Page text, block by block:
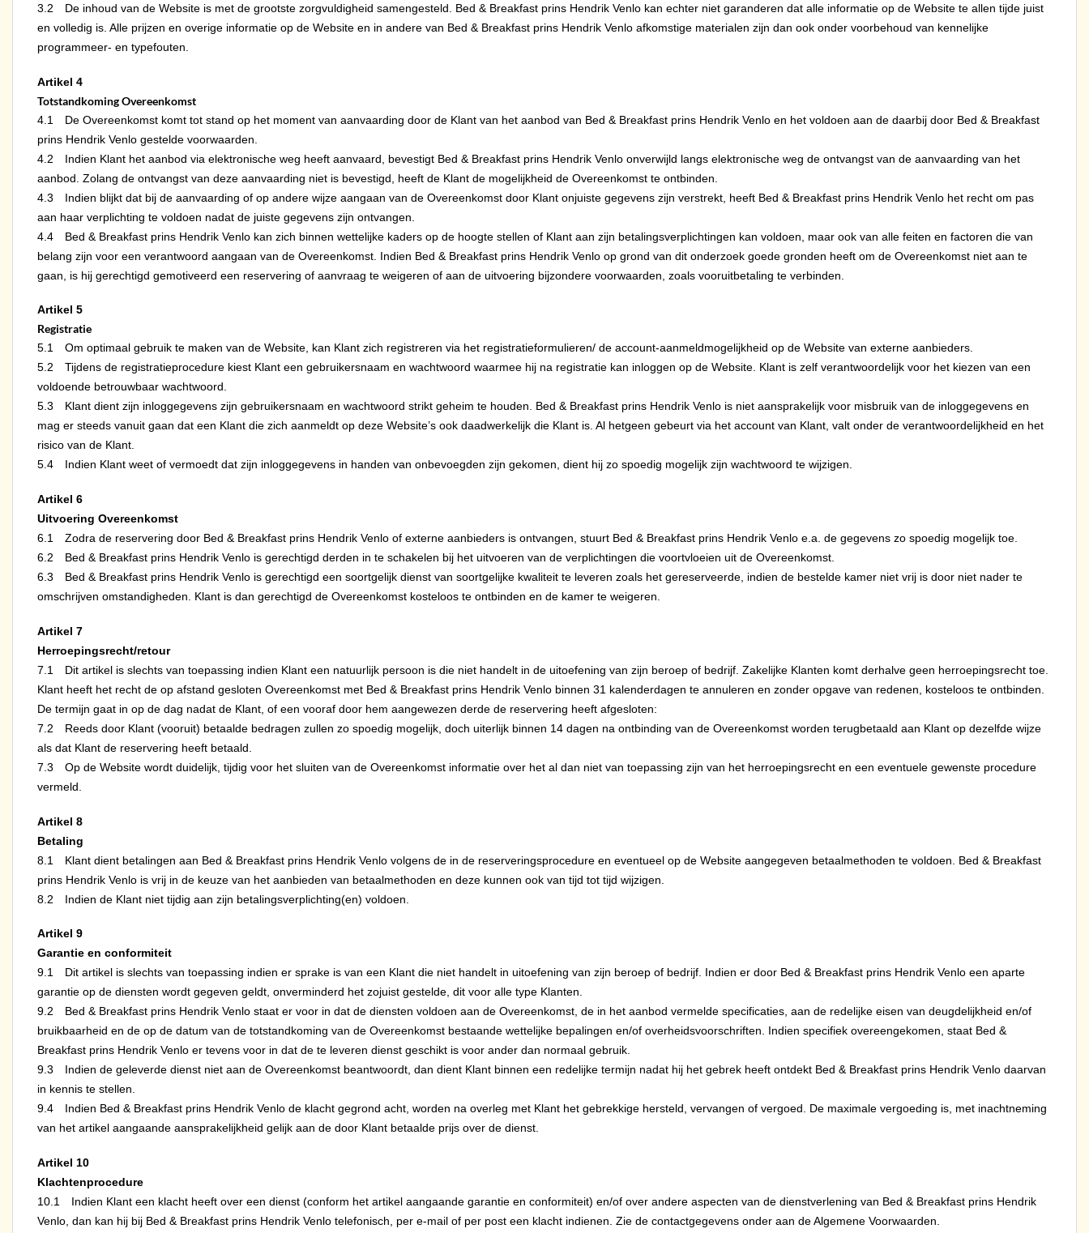
3.2 De inhoud van de Website is met de grootste zorgvuldigheid samengesteld. Bed & Breakfast prins Hendrik Venlo kan echter niet garanderen dat alle informatie op de Website te allen tijde juist
en volledig is. Alle prijzen en overige informatie op de Website en in andere van Bed & Breakfast prins Hendrik Venlo afkomstige materialen zijn dan ook onder voorbehoud van kennelijke
programmeer- en typefouten.
Artikel 4
Totstandkoming Overeenkomst
4.1 De Overeenkomst komt tot stand op het moment van aanvaarding door de Klant van het aanbod van Bed & Breakfast prins Hendrik Venlo en het voldoen aan de daarbij door Bed & Breakfast
prins Hendrik Venlo gestelde voorwaarden.
4.2 Indien Klant het aanbod via elektronische weg heeft aanvaard, bevestigt Bed & Breakfast prins Hendrik Venlo onverwijld langs elektronische weg de ontvangst van de aanvaarding van het
aanbod. Zolang de ontvangst van deze aanvaarding niet is bevestigd, heeft de Klant de mogelijkheid de Overeenkomst te ontbinden.
4.3 Indien blijkt dat bij de aanvaarding of op andere wijze aangaan van de Overeenkomst door Klant onjuiste gegevens zijn verstrekt, heeft Bed & Breakfast prins Hendrik Venlo het recht om pas
aan haar verplichting te voldoen nadat de juiste gegevens zijn ontvangen.
4.4 Bed & Breakfast prins Hendrik Venlo kan zich binnen wettelijke kaders op de hoogte stellen of Klant aan zijn betalingsverplichtingen kan voldoen, maar ook van alle feiten en factoren die van
belang zijn voor een verantwoord aangaan van de Overeenkomst. Indien Bed & Breakfast prins Hendrik Venlo op grond van dit onderzoek goede gronden heeft om de Overeenkomst niet aan te
gaan, is hij gerechtigd gemotiveerd een reservering of aanvraag te weigeren of aan de uitvoering bijzondere voorwaarden, zoals vooruitbetaling te verbinden.
Artikel 5
Registratie
5.1 Om optimaal gebruik te maken van de Website, kan Klant zich registreren via het registratieformulieren/ de account-aanmeldmogelijkheid op de Website van externe aanbieders.
5.2 Tijdens de registratieprocedure kiest Klant een gebruikersnaam en wachtwoord waarmee hij na registratie kan inloggen op de Website. Klant is zelf verantwoordelijk voor het kiezen van een
voldoende betrouwbaar wachtwoord.
5.3 Klant dient zijn inloggegevens zijn gebruikersnaam en wachtwoord strikt geheim te houden. Bed & Breakfast prins Hendrik Venlo is niet aansprakelijk voor misbruik van de inloggegevens en
mag er steeds vanuit gaan dat een Klant die zich aanmeldt op deze Website’s ook daadwerkelijk die Klant is. Al hetgeen gebeurt via het account van Klant, valt onder de verantwoordelijkheid en het
risico van de Klant.
5.4 Indien Klant weet of vermoedt dat zijn inloggegevens in handen van onbevoegden zijn gekomen, dient hij zo spoedig mogelijk zijn wachtwoord te wijzigen.
Artikel 6
Uitvoering Overeenkomst
6.1 Zodra de reservering door Bed & Breakfast prins Hendrik Venlo of externe aanbieders is ontvangen, stuurt Bed & Breakfast prins Hendrik Venlo e.a. de gegevens zo spoedig mogelijk toe.
6.2 Bed & Breakfast prins Hendrik Venlo is gerechtigd derden in te schakelen bij het uitvoeren van de verplichtingen die voortvloeien uit de Overeenkomst.
6.3 Bed & Breakfast prins Hendrik Venlo is gerechtigd een soortgelijk dienst van soortgelijke kwaliteit te leveren zoals het gereserveerde, indien de bestelde kamer niet vrij is door niet nader te
omschrijven omstandigheden. Klant is dan gerechtigd de Overeenkomst kosteloos te ontbinden en de kamer te weigeren.
Artikel 7
Herroepingsrecht/retour
7.1 Dit artikel is slechts van toepassing indien Klant een natuurlijk persoon is die niet handelt in de uitoefening van zijn beroep of bedrijf. Zakelijke Klanten komt derhalve geen herroepingsrecht toe.
Klant heeft het recht de op afstand gesloten Overeenkomst met Bed & Breakfast prins Hendrik Venlo binnen 31 kalenderdagen te annuleren en zonder opgave van redenen, kosteloos te ontbinden.
De termijn gaat in op de dag nadat de Klant, of een vooraf door hem aangewezen derde de reservering heeft afgesloten:
7.2 Reeds door Klant (vooruit) betaalde bedragen zullen zo spoedig mogelijk, doch uiterlijk binnen 14 dagen na ontbinding van de Overeenkomst worden terugbetaald aan Klant op dezelfde wijze
als dat Klant de reservering heeft betaald.
7.3 Op de Website wordt duidelijk, tijdig voor het sluiten van de Overeenkomst informatie over het al dan niet van toepassing zijn van het herroepingsrecht en een eventuele gewenste procedure
vermeld.
Artikel 8
Betaling
8.1 Klant dient betalingen aan Bed & Breakfast prins Hendrik Venlo volgens de in de reserveringsprocedure en eventueel op de Website aangegeven betaalmethoden te voldoen. Bed & Breakfast
prins Hendrik Venlo is vrij in de keuze van het aanbieden van betaalmethoden en deze kunnen ook van tijd tot tijd wijzigen.
8.2 Indien de Klant niet tijdig aan zijn betalingsverplichting(en) voldoen.
Artikel 9
Garantie en conformiteit
9.1 Dit artikel is slechts van toepassing indien er sprake is van een Klant die niet handelt in uitoefening van zijn beroep of bedrijf. Indien er door Bed & Breakfast prins Hendrik Venlo een aparte
garantie op de diensten wordt gegeven geldt, onverminderd het zojuist gestelde, dit voor alle type Klanten.
9.2 Bed & Breakfast prins Hendrik Venlo staat er voor in dat de diensten voldoen aan de Overeenkomst, de in het aanbod vermelde specificaties, aan de redelijke eisen van deugdelijkheid en/of
bruikbaarheid en de op de datum van de totstandkoming van de Overeenkomst bestaande wettelijke bepalingen en/of overheidsvoorschriften. Indien specifiek overeengekomen, staat Bed &
Breakfast prins Hendrik Venlo er tevens voor in dat de te leveren dienst geschikt is voor ander dan normaal gebruik.
9.3 Indien de geleverde dienst niet aan de Overeenkomst beantwoordt, dan dient Klant binnen een redelijke termijn nadat hij het gebrek heeft ontdekt Bed & Breakfast prins Hendrik Venlo daarvan
in kennis te stellen.
9.4 Indien Bed & Breakfast prins Hendrik Venlo de klacht gegrond acht, worden na overleg met Klant het gebrekkige hersteld, vervangen of vergoed. De maximale vergoeding is, met inachtneming
van het artikel aangaande aansprakelijkheid gelijk aan de door Klant betaalde prijs over de dienst.
Artikel 10
Klachtenprocedure
10.1 Indien Klant een klacht heeft over een dienst (conform het artikel aangaande garantie en conformiteit) en/of over andere aspecten van de dienstverlening van Bed & Breakfast prins Hendrik
Venlo, dan kan hij bij Bed & Breakfast prins Hendrik Venlo telefonisch, per e-mail of per post een klacht indienen. Zie de contactgegevens onder aan de Algemene Voorwaarden.